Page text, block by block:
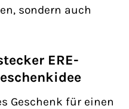
sondern auch
ERE-
Geschenk für einen